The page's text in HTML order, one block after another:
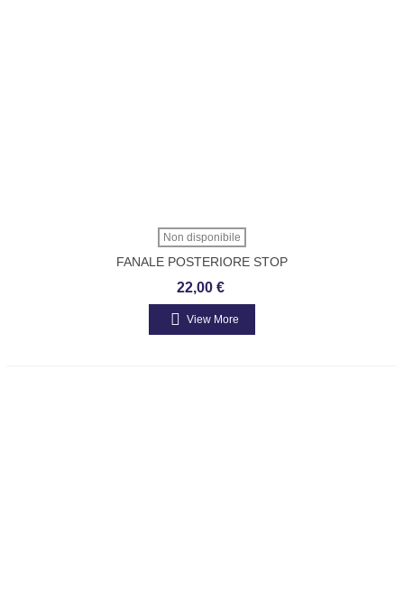
Non disponibile
FANALE POSTERIORE STOP
ORIGINALE ART.567192 PIAGGIO APE
22,00 €
View More